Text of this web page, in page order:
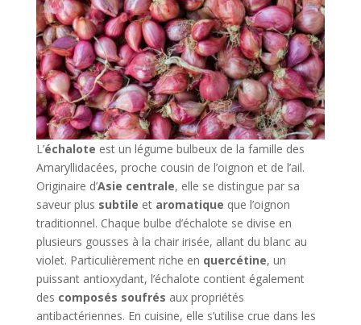
L’échalote est un légume bulbeux de la famille des
Amaryllidacées, proche cousin de l’oignon et de l’ail.
Originaire d’Asie centrale, elle se distingue par sa
saveur plus subtile et aromatique que l’oignon
traditionnel. Chaque bulbe d’échalote se divise en
plusieurs gousses à la chair irisée, allant du blanc au
violet. Particulièrement riche en quercétine, un
puissant antioxydant, l’échalote contient également
des composés soufrés aux propriétés
antibactériennes. En cuisine, elle s’utilise crue dans les